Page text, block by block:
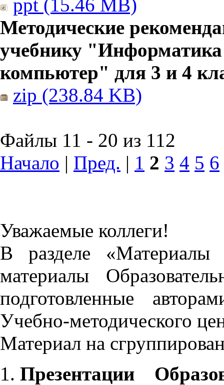
ppt (15.46 MB)
Методические
учебнику
компьютер" для 3 и 4
zip (238.84 KB)
Файлы 11 - 20 из 112
Начало | Пред. | 1 2 3 4 5 6
Уважаемые коллеги!
В разделе «Материалы
материалы
подготовленные
Учебно-методического
Материал на
Презентации